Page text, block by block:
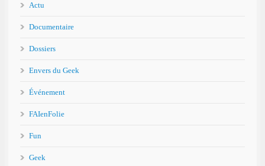
Actu
Documentaire
Dossiers
Envers du Geek
Événement
FAIenFolie
Fun
Geek